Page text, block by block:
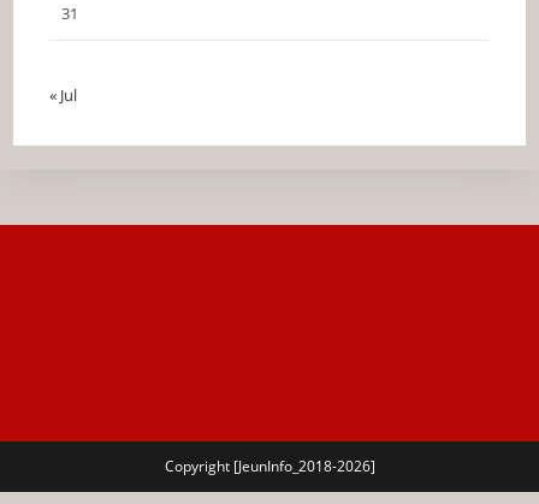
31
« Jul
Copyright [JeunInfo_2018-2026]